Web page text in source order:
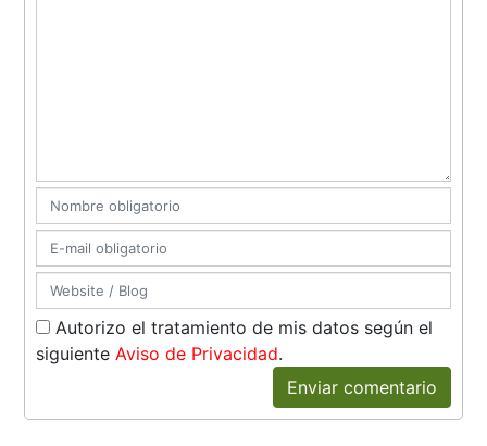
Autorizo el tratamiento de mis datos según el
siguienteAviso de Privacidad.
Enviar comentario